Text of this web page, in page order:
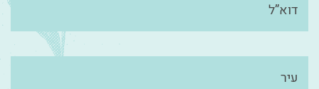
דוא”ל
עיר